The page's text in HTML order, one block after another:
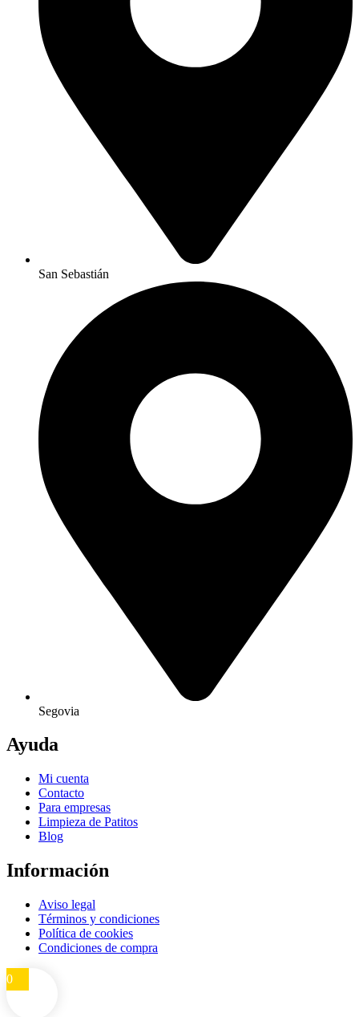
San Sebastián
Segovia
Ayuda
Mi cuenta
Contacto
Para empresas
Limpieza de Patitos
Blog
Información
Aviso legal
Términos y condiciones
Política de cookies
Condiciones de compra
0